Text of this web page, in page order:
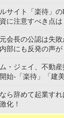
サイト「楽待」
に注意すべき点は
会長の公認は失
部にも反発の声が
・ジェイ、不動
始-「楽待」「建
ら辞めて起業す
化！